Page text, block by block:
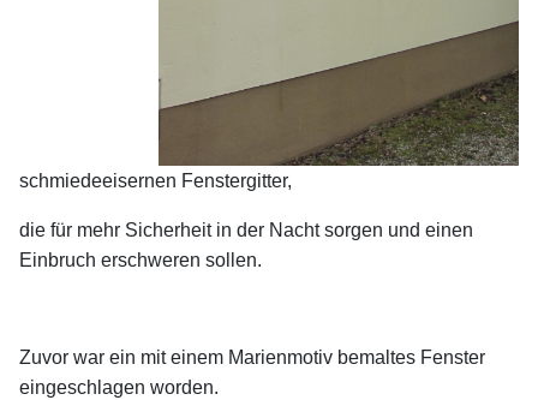
schmiedeeisernen Fenstergitter,
die für mehr Sicherheit in der Nacht sorgen und einen
Einbruch erschweren sollen.
Zuvor war ein mit einem Marienmotiv bemaltes Fenster
eingeschlagen worden.